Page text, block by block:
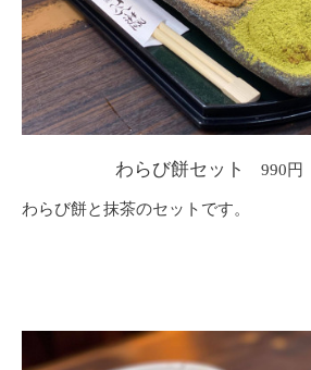
わらび餅セット 990円
わらび餅と抹茶のセットです。